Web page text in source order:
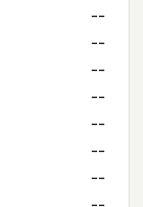
--
--
--
--
--
--
--